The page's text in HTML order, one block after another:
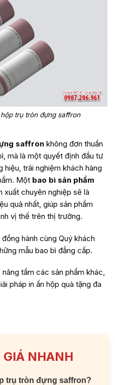
trụ tròn đựng saffron
saffron không đơn thuần
mà là một quyết định đầu tư
hiệu, trải nghiệm khách hàng
Một bao bì sản phẩm
xuất chuyên nghiệp sẽ là
quả nhất, giúp sản phẩm
vị thế trên thị trường.
hành cùng Quý khách
mẫu bao bì đẳng cấp.
tầm các sản phẩm khác,
pháp in ấn hộp quà tặng đa
NHANH
trụ tròn đựng saffron?